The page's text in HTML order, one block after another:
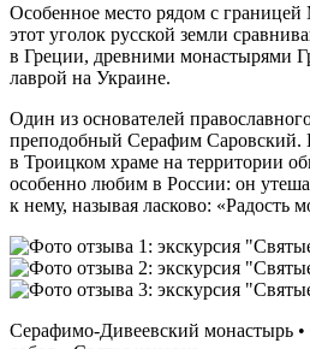
Особенное место рядом с
этот уголок русской земли
в Греции, древними монастырями
лаврой на Украине.
Один из основателей
преподобный Серафим Саровский.
в Троицком храме на территории
особенно любим в России: он
к нему, называя ласково: «Радость
Серафимо‑Дивеевский монастырь